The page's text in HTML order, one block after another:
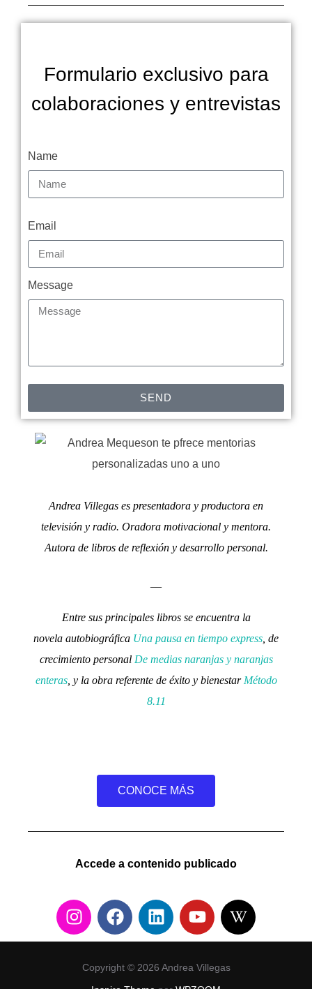
Formulario exclusivo para
colaboraciones y entrevistas
Name
Email
Message
SEND
Andrea Villegas es presentadora y productora en
televisión y radio. Oradora motivacional y mentora.
Autora de libros de reflexión y desarrollo personal.
Entre sus principales libros se encuentra la
novela autobiográfica Una pausa en tiempo express , de
crecimiento personal De medias naranjas y naranjas
enteras, y la obra referente de éxito y bienestar Método
8.11
CONOCE MÁS
Accede a contenido publicado
Copyright © 2026 Andrea Villegas